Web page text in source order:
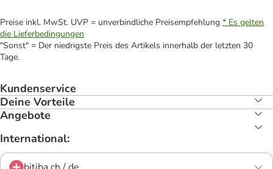
Preise inkl. MwSt. UVP = unverbindliche Preisempfehlung * Es gelten
die Lieferbedingungen
"Sonst" = Der niedrigste Preis des Artikels innerhalb der letzten 30
Tage.
Kundenservice
Deine Vorteile
Angebote
International: